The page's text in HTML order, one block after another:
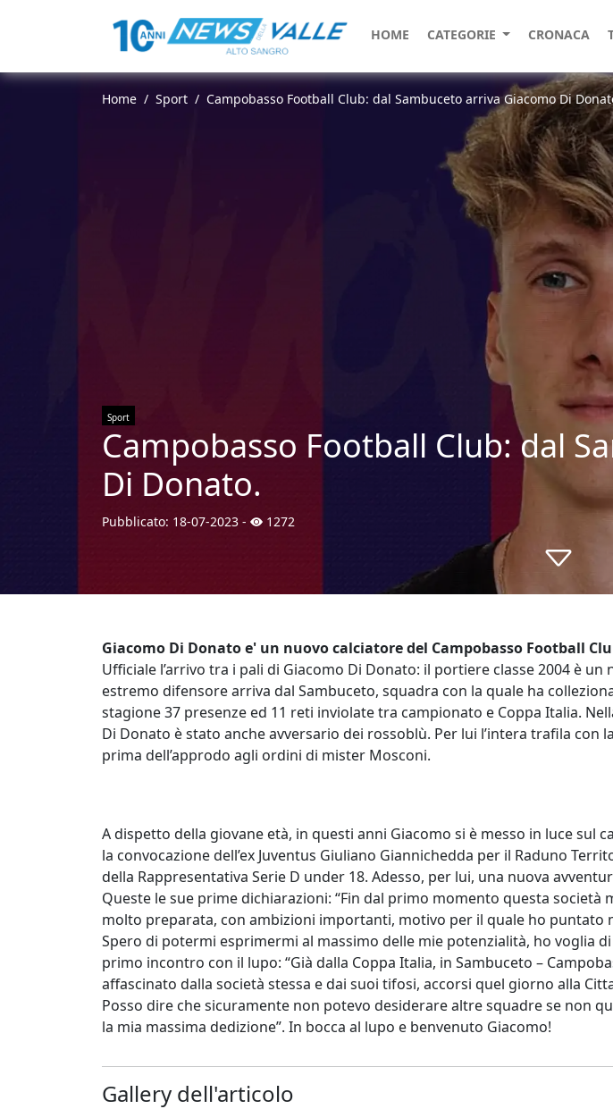
HOME CATEGORIE CRONACA
Home Sport Campobasso Football Club: dal Sambuceto arriva Giacomo Di
Sport
Campobasso Football Club: dal
Di Donato.
Pubblicato: 18-07-2023 - 1272
Giacomo Di Donato e' un nuovo calciatore del Campobasso Football
Ufficiale l’arrivo tra i pali di Giacomo Di Donato: il portiere classe 2004 è un
estremo difensore arriva dal Sambuceto, squadra con la quale ha
stagione 37 presenze ed 11 reti inviolate tra campionato e Coppa Italia.
Di Donato è stato anche avversario dei rossoblù. Per lui l’intera trafila con
prima dell’approdo agli ordini di mister Mosconi.
A dispetto della giovane età, in questi anni Giacomo si è messo in luce sul
la convocazione dell’ex Juventus Giuliano Giannichedda per il Raduno
della Rappresentativa Serie D under 18. Adesso, per lui, una nuova
Queste le sue prime dichiarazioni: “Fin dal primo momento questa società
molto preparata, con ambizioni importanti, motivo per il quale ho puntato
Spero di potermi esprimermi al massimo delle mie potenzialità, ho voglia
primo incontro con il lupo: “Già dalla Coppa Italia, in Sambuceto –
affascinato dalla società stessa e dai suoi tifosi, accorsi quel giorno alla
Posso dire che sicuramente non potevo desiderare altre squadre se non
la mia massima dedizione”. In bocca al lupo e benvenuto Giacomo!
Gallery dell'articolo